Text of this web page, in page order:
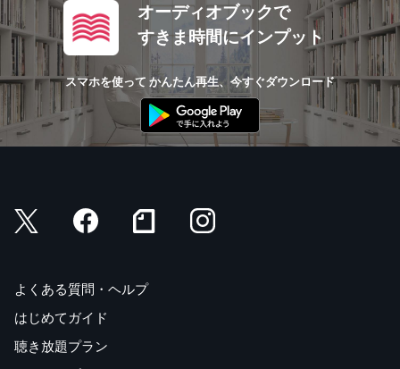
オーディオブックで
すきま時間にインプット
スマホを使って かんたん再生、今すぐダウンロード
よくある質問・ヘルプ
はじめてガイド
聴き放題プラン